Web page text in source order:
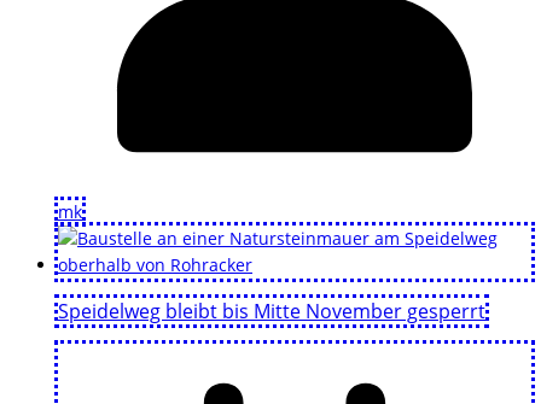
mk
Speidelweg bleibt bis Mitte November gesperrt